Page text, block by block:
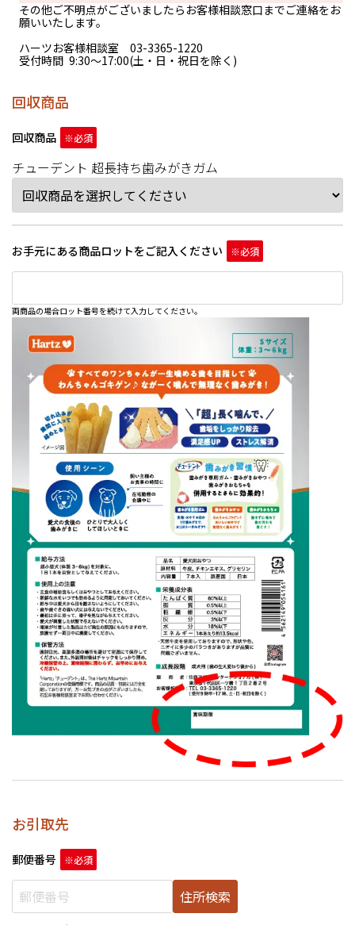
その他ご不明点がございましたらお客様相談窓口までご連絡をお
願いいたします。
ハーツお客様相談室 03-3365-1220
受付時間 9:30～17:00(土・日・祝日を除く)
回収商品
回収商品
チューデント 超長持ち歯みがきガム
お手元にある商品ロットをご記入ください
両商品の場合ロット番号を続けて入力してください。
お引取先
郵便番号
住所検索